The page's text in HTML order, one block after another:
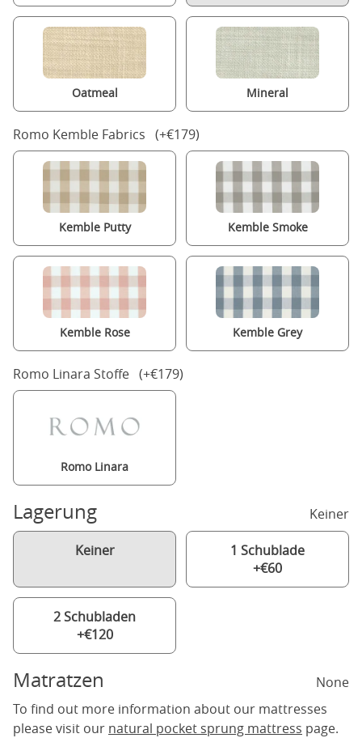
Oatmeal Mineral
Romo Kemble Fabrics (+€179)
Kemble Putty Kemble Smoke
Kemble Rose Kemble Grey
Romo Linara Stoffe (+€179)
Romo Linara
Lagerung Keiner
Keiner
1 Schublade
+€60
2 Schubladen
+€120
Matratzen
None
To find out more information about our mattresses
please visit our natural pocket sprung mattress page.